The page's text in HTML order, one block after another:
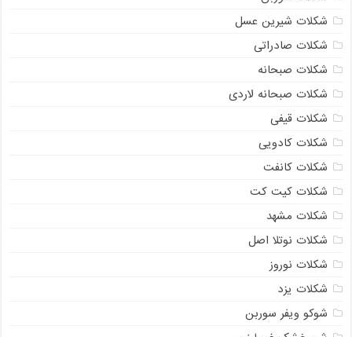
شکلات شیرین عسل
شکلات صادراتی
شکلات صبحانه
شکلات صبحانه لاردی
شکلات قیفی
شکلات کادویی
شکلات کانفت
شکلات کیت کت
شکلات مشهد
شکلات نوتلا اصل
شکلات نوروز
شکلات یزد
شوکو ویفر سوربن